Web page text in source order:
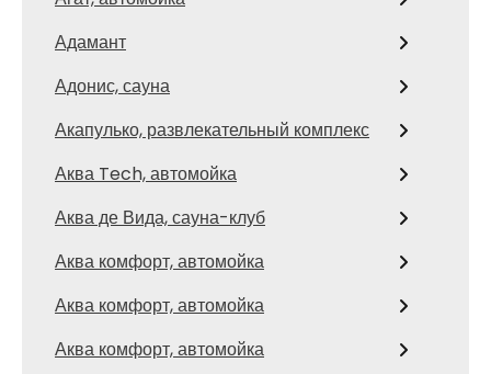
Адамант
Адонис, сауна
Акапулько, развлекательный комплекс
Аква Tech, автомойка
Аква де Вида, сауна-клуб
Аква комфорт, автомойка
Аква комфорт, автомойка
Аква комфорт, автомойка